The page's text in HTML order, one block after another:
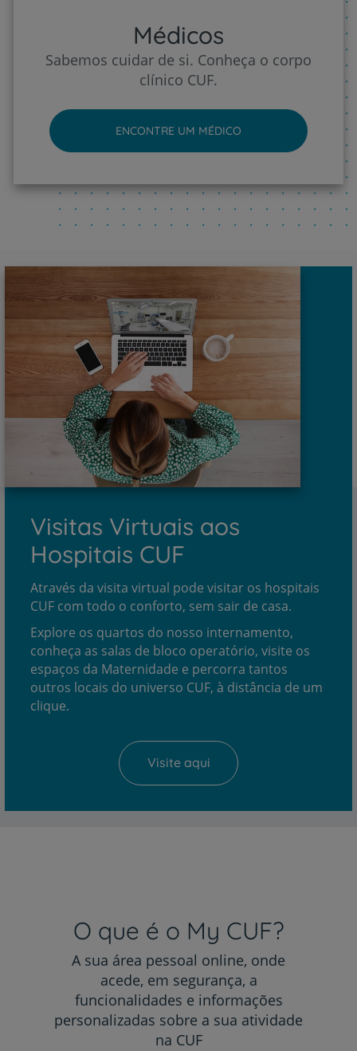
Médicos
Sabemos cuidar de si. Conheça o corpo
clínico CUF.
ENCONTRE UM MÉDICO
Visitas Virtuais aos
Hospitais CUF
Através da visita virtual pode visitar os hospitais
CUF com todo o conforto, sem sair de casa.
Explore os quartos do nosso internamento,
conheça as salas de bloco operatório, visite os
espaços da Maternidade e percorra tantos
outros locais do universo CUF, à distância de um
clique.
Visite aqui
O que é o My CUF?
A sua área pessoal online, onde
acede, em segurança, a
funcionalidades e informações
personalizadas sobre a sua atividade
na CUF